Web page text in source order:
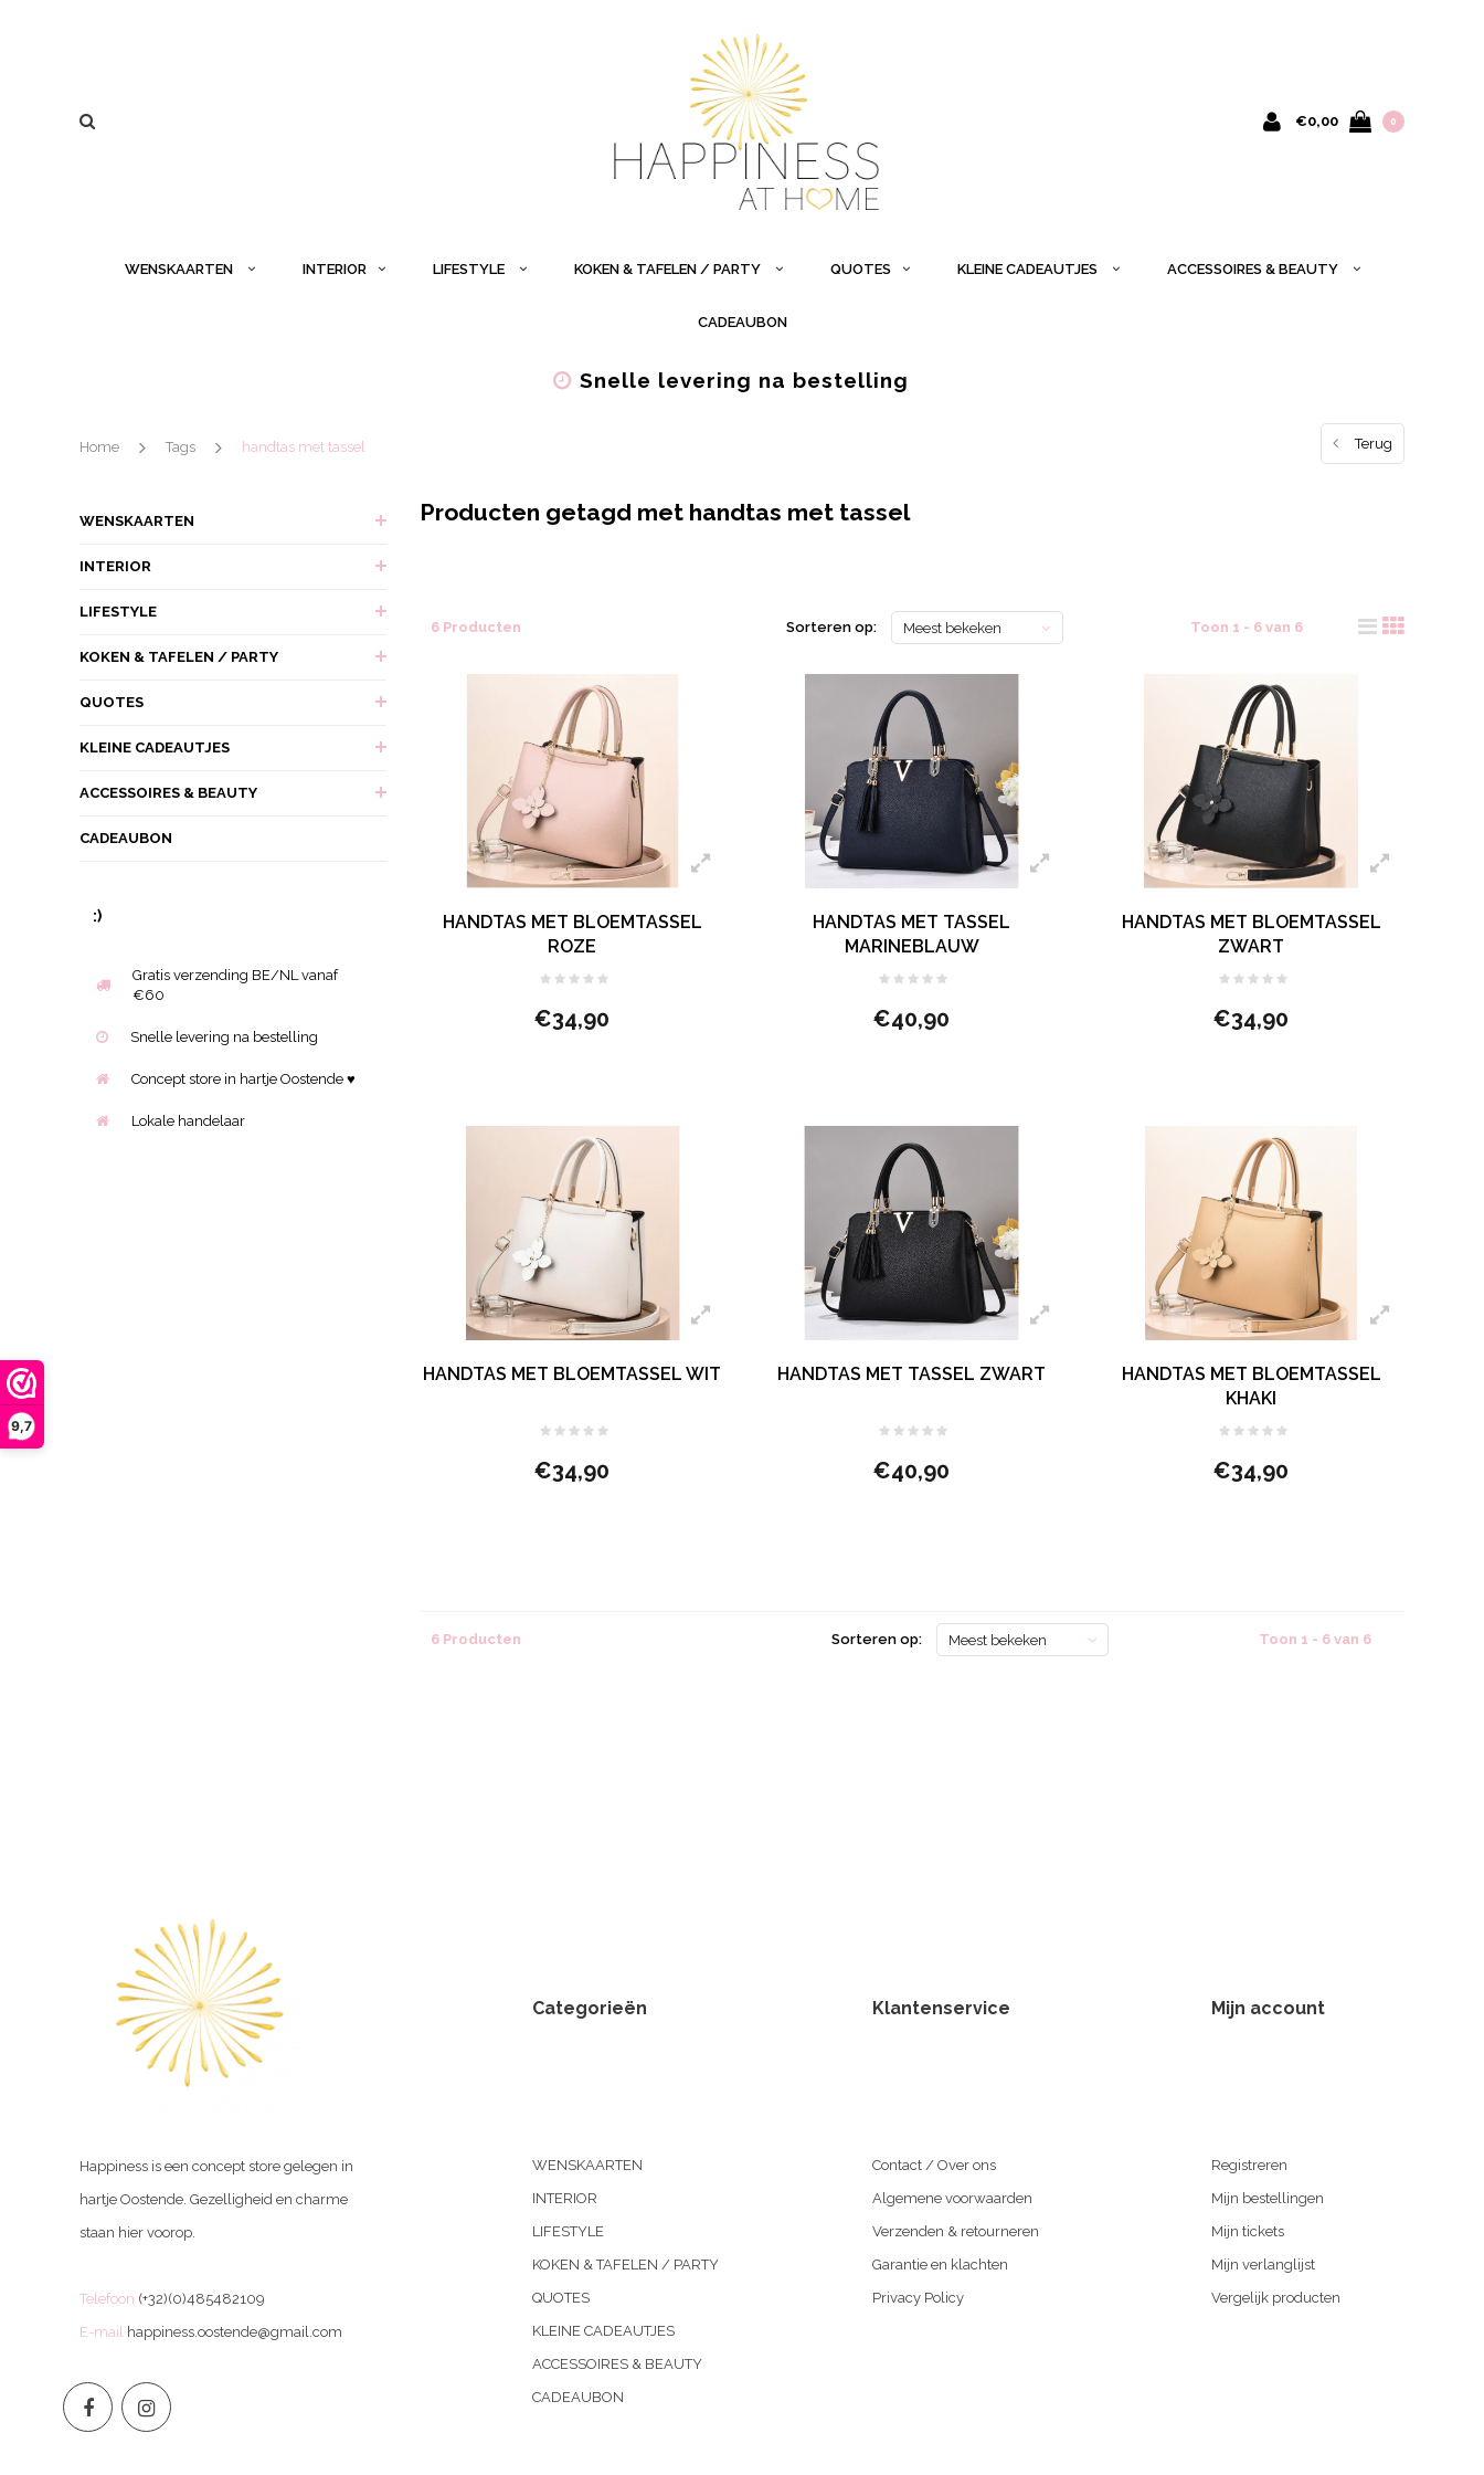
9,7
€0,00 0
WENSKAARTEN INTERIOR LIFESTYLE KOKEN & TAFELEN / PARTY QUOTES KLEINE CADEAUTJES ACCESSOIRES & BEAUTY
CADEAUBON
Snelle levering na bestelling
Home Tags handtas met tassel Terug
WENSKAARTEN
INTERIOR
LIFESTYLE
KOKEN & TAFELEN / PARTY
QUOTES
KLEINE CADEAUTJES
ACCESSOIRES & BEAUTY
CADEAUBON
:)
Gratis verzending BE/NL vanaf
€60
Snelle levering na bestelling
Concept store in hartje Oostende ♥
Lokale handelaar
Producten getagd met handtas met tassel
6 Producten Sorteren op: Meest bekeken Toon 1 - 6 van 6
HANDTAS MET BLOEMTASSEL
ROZE
€34,90
HANDTAS MET TASSEL
MARINEBLAUW
€40,90
HANDTAS MET BLOEMTASSEL
ZWART
€34,90
HANDTAS MET BLOEMTASSEL WIT
€34,90
HANDTAS MET TASSEL ZWART
€40,90
HANDTAS MET BLOEMTASSEL
KHAKI
€34,90
6 Producten Sorteren op: Meest bekeken Toon 1 - 6 van 6
Happiness is een concept store gelegen in
hartje Oostende. Gezelligheid en charme
staan hier voorop.
Telefoon (+32)(0)485482109
E-mail happiness.oostende@gmail.com
Categorieën
WENSKAARTEN
INTERIOR
LIFESTYLE
KOKEN & TAFELEN / PARTY
QUOTES
KLEINE CADEAUTJES
ACCESSOIRES & BEAUTY
CADEAUBON
Klantenservice
Contact / Over ons
Algemene voorwaarden
Verzenden & retourneren
Garantie en klachten
Privacy Policy
Mijn account
Registreren
Mijn bestellingen
Mijn tickets
Mijn verlanglijst
Vergelijk producten